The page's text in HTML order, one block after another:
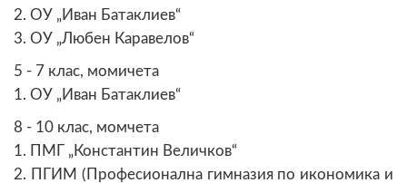
2. ОУ „Иван Батаклиев“
3. ОУ „Любен Каравелов“
5 - 7 клас, момичета
1. ОУ „Иван Батаклиев“
8 - 10 клас, момчета
1. ПМГ „Константин Величков“
2. ПГИМ (Професионална гимназия по икономика и